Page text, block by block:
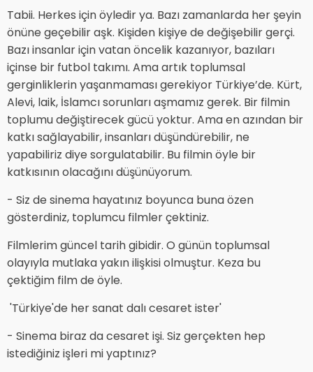
Tabii. Herkes için öyledir ya. Bazı zamanlarda her şeyin
önüne geçebilir aşk. Kişiden kişiye de değişebilir gerçi.
Bazı insanlar için vatan öncelik kazanıyor, bazıları
içinse bir futbol takımı. Ama artık toplumsal
gerginliklerin yaşanmaması gerekiyor Türkiye’de. Kürt,
Alevi, laik, İslamcı sorunları aşmamız gerek. Bir filmin
toplumu değiştirecek gücü yoktur. Ama en azından bir
katkı sağlayabilir, insanları düşündürebilir, ne
yapabiliriz diye sorgulatabilir. Bu filmin öyle bir
katkısının olacağını düşünüyorum.
- Siz de sinema hayatınız boyunca buna özen
gösterdiniz, toplumcu filmler çektiniz.
Filmlerim güncel tarih gibidir. O günün toplumsal
olayıyla mutlaka yakın ilişkisi olmuştur. Keza bu
çektiğim film de öyle.
'Türkiye'de her sanat dalı cesaret ister'
- Sinema biraz da cesaret işi. Siz gerçekten hep
istediğiniz işleri mi yaptınız?